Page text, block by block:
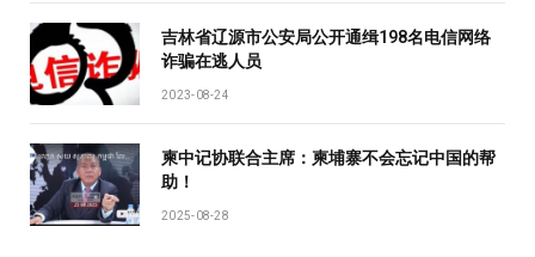
吉林省辽源市公安局公开通缉198名电信网络
诈骗在逃人员
2023-08-24
柬中记协联合主席：柬埔寨不会忘记中国的帮
助！
2025-08-28